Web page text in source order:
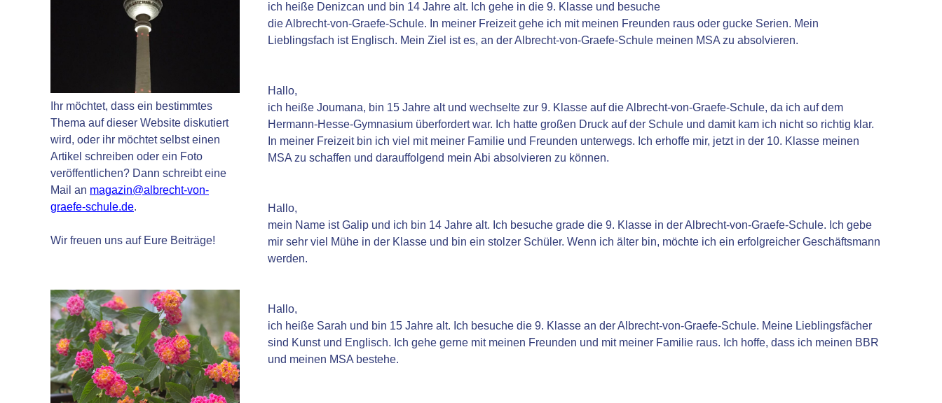
ich heiße Denizcan und bin 14 Jahre alt. Ich gehe in die 9. Klasse und besuche
die Albrecht-von-Graefe-Schule. In meiner Freizeit gehe ich mit meinen Freunden raus oder gucke Serien. Mein
Lieblingsfach ist Englisch. Mein Ziel ist es, an der Albrecht-von-Graefe-Schule meinen MSA zu absolvieren.
Hallo,
ich heiße Joumana, bin 15 Jahre alt und wechselte zur 9. Klasse auf die Albrecht-von-Graefe-Schule, da ich auf dem
Hermann-Hesse-Gymnasium überfordert war. Ich hatte großen Druck auf der Schule und damit kam ich nicht so richtig klar.
In meiner Freizeit bin ich viel mit meiner Familie und Freunden unterwegs. Ich erhoffe mir, jetzt in der 10. Klasse meinen
MSA zu schaffen und darauffolgend mein Abi absolvieren zu können.
Hallo,
mein Name ist Galip und ich bin 14 Jahre alt. Ich besuche grade die 9. Klasse in der Albrecht-von-Graefe-Schule. Ich gebe
mir sehr viel Mühe in der Klasse und bin ein stolzer Schüler. Wenn ich älter bin, möchte ich ein erfolgreicher Geschäftsmann
werden.
Hallo,
ich heiße Sarah und bin 15 Jahre alt. Ich besuche die 9. Klasse an der Albrecht-von-Graefe-Schule. Meine Lieblingsfächer
sind Kunst und Englisch. Ich gehe gerne mit meinen Freunden und mit meiner Familie raus. Ich hoffe, dass ich meinen BBR
und meinen MSA bestehe.
Ihr möchtet, dass ein bestimmtes
Thema auf dieser Website diskutiert
wird, oder ihr möchtet selbst einen
Artikel schreiben oder ein Foto
veröffentlichen? Dann schreibt eine
Mail an magazin@albrecht-von-
graefe-schule.de.
Wir freuen uns auf Eure Beiträge!